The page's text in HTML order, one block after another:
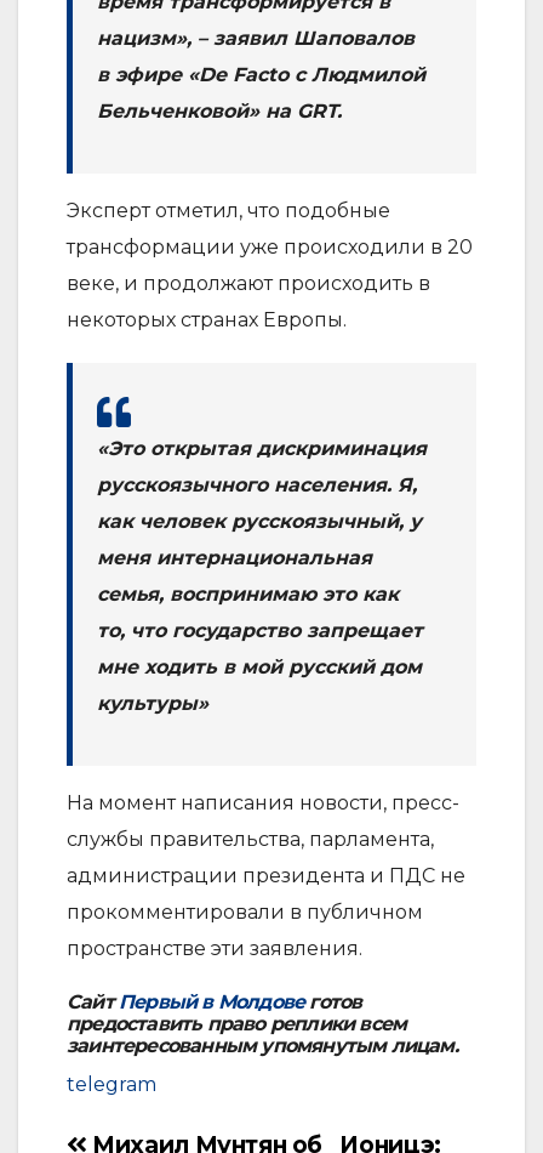
нацизм», – заявил Шаповалов
в эфире «De Facto с Людмилой
Бельченковой» на GRT.
Эксперт отметил, что подобные
трансформации уже происходили в 20
веке, и продолжают происходить в
некоторых странах Европы.
«Это открытая дискриминация
русскоязычного населения. Я,
как человек русскоязычный, у
меня интернациональная
семья, воспринимаю это как
то, что государство запрещает
мне ходить в мой русский дом
культуры»
На момент написания новости, пресс-
службы правительства, парламента,
администрации президента и ПДС не
прокомментировали в публичном
пространстве эти заявления.
СайтПервый в Молдовеготов
предоставить право реплики всем
заинтересованным упомянутым лицам.
telegram
Ионицэ:
Михаил Мунтян об